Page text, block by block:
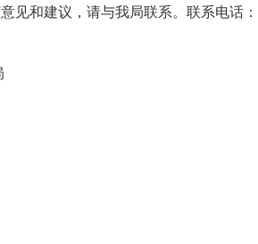
和建议，请与我局联系。联系电话：